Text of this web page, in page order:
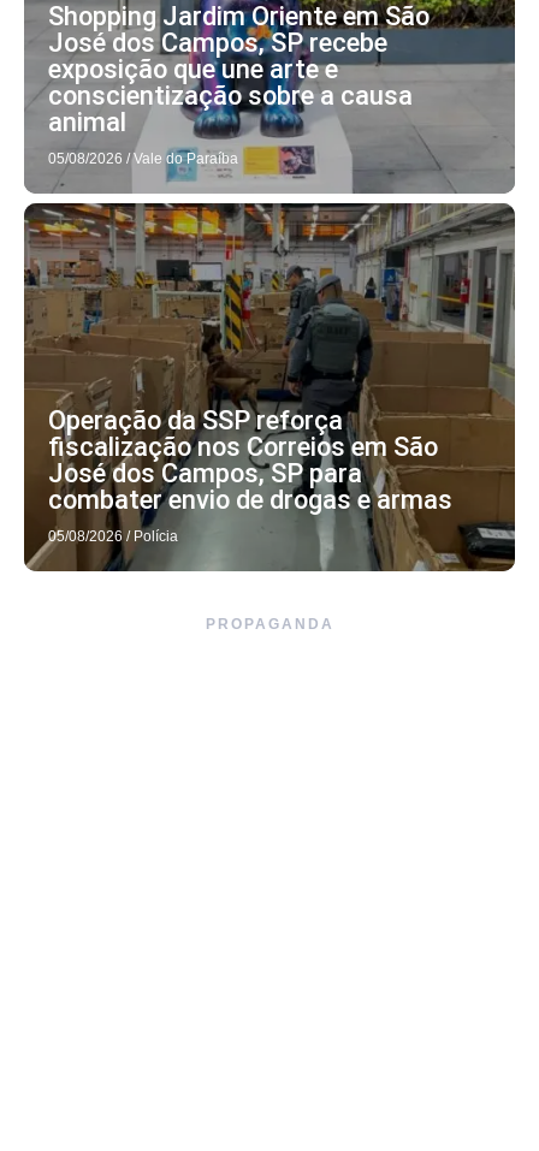
Shopping Jardim Oriente em São
José dos Campos, SP recebe
exposição que une arte e
conscientização sobre a causa
animal
05/08/2026 / Vale do Paraíba
Operação da SSP reforça
fiscalização nos Correios em São
José dos Campos, SP para
combater envio de drogas e armas
05/08/2026 / Polícia
PROPAGANDA